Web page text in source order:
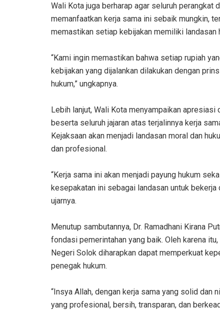
‎Wali Kota juga berharap agar seluruh
memanfaatkan kerja sama ini sebaik mungkin,
memastikan setiap kebijakan memiliki landasan
‎“Kami ingin memastikan bahwa setiap rupiah
kebijakan yang dijalankan dilakukan dengan
hukum,” ungkapnya.
‎Lebih lanjut, Wali Kota menyampaikan
beserta seluruh jajaran atas terjalinnya kerja
Kejaksaan akan menjadi landasan moral dan
dan profesional.
‎“Kerja sama ini akan menjadi payung hukum
kesepakatan ini sebagai landasan untuk
ujarnya.
‎Menutup sambutannya, Dr. Ramadhani Kirana
fondasi pemerintahan yang baik. Oleh karena
Negeri Solok diharapkan dapat memperkuat
penegak hukum.
‎“Insya Allah, dengan kerja sama yang solid dan
yang profesional, bersih, transparan, dan